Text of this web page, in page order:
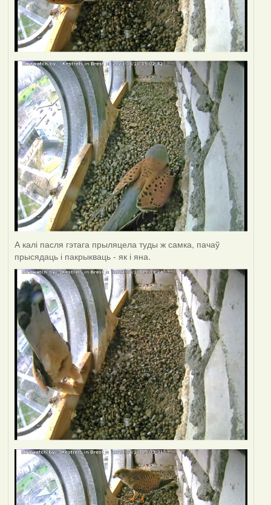
А калі пасля гэтага прыляцела туды ж самка, пачаў
прысядаць і пакрыкваць - як і яна.